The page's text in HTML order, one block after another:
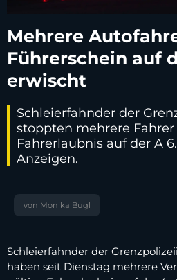
Mehrere
Führerschein auf
erwischt
Schleierfahnder der
stoppten mehrere
Fahrerlaubnis auf der A
Anzeigen.
von Monika Bugl
Schleierfahnder der
haben seit Dienstag mehrere